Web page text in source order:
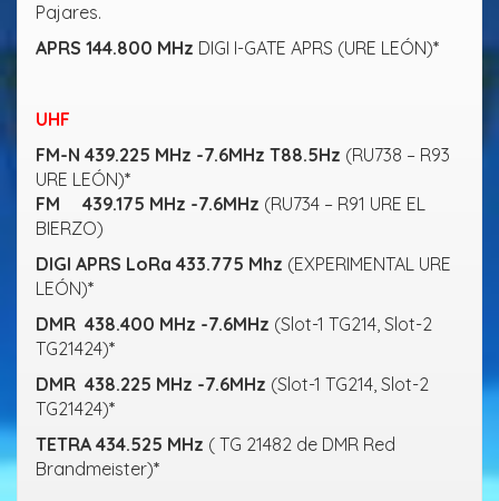
Pajares.
APRS 144.800 MHz DIGI I-GATE APRS (URE LEÓN)*
UHF
FM-N 439.225 MHz -7.6MHz T88.5Hz (RU738 – R93
URE LEÓN)*
FM 439.175 MHz -7.6MHz (RU734 – R91 URE EL
BIERZO)
DIGI APRS LoRa 433.775 Mhz (EXPERIMENTAL URE
LEÓN)*
DMR 438.400 MHz -7.6MHz (Slot-1 TG214, Slot-2
TG21424)*
DMR 438.225 MHz -7.6MHz (Slot-1 TG214, Slot-2
TG21424)*
TETRA 434.525 MHz ( TG 21482 de DMR Red
Brandmeister)*